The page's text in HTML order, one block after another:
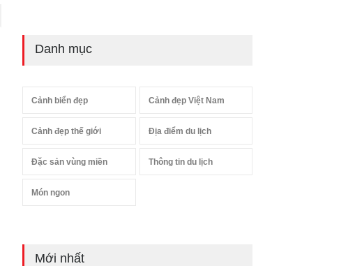
Danh mục
Cảnh biển đẹp Cảnh đẹp Việt Nam
Cảnh đẹp thế giới Địa điểm du lịch
Đặc sản vùng miền Thông tin du lịch
Món ngon
Mới nhất